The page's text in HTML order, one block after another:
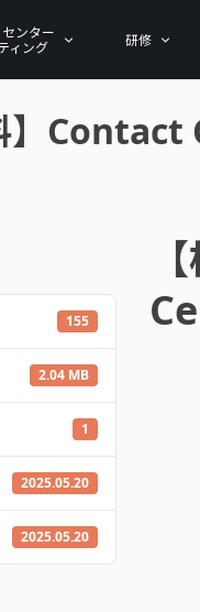
ンター
ィング
研修
】
155
2.04 MB
1
2025.05.20
2025.05.20